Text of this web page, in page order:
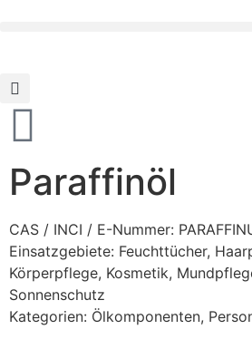
Paraffinöl
CAS / INCI / E-Nummer:
Einsatzgebiete: Feuchttücher,
Körperpflege, Kosmetik,
Sonnenschutz
Kategorien: Ölkomponenten,